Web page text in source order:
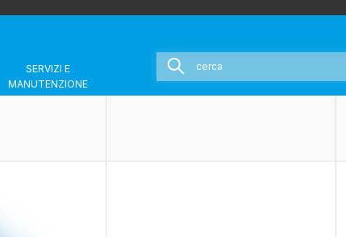
SERVIZI E
MANUTENZIONE